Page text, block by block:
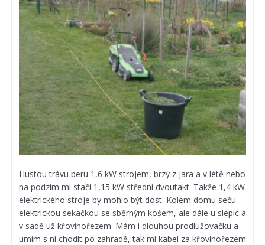
Hustou trávu beru 1,6 kW strojem, brzy z jara a v létě nebo
na podzim mi stačí 1,15 kW střední dvoutakt. Takže 1,4 kW
elektrického stroje by mohlo být dost. Kolem domu seču
elektrickou sekačkou se sběrným košem, ale dále u slepic a
v sadě už křovinořezem. Mám i dlouhou prodlužovačku a
umím s ní chodit po zahradě, tak mi kabel za křovinořezem